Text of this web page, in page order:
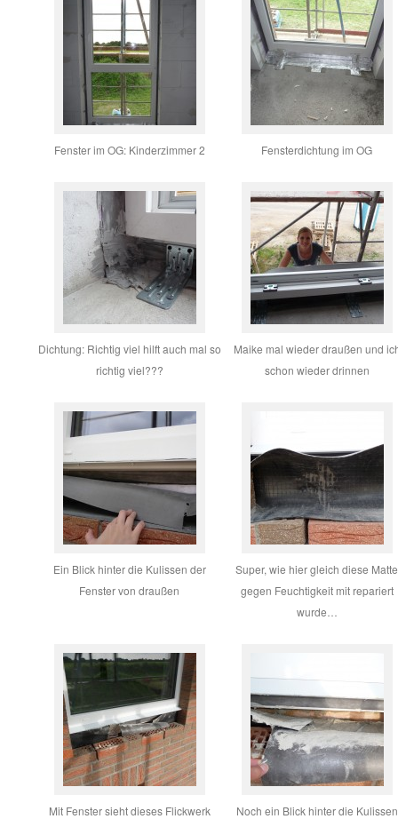
Fenster im OG: Kinderzimmer 2 Fensterdichtung im OG
Dichtung: Richtig viel hilft auch mal so
richtig viel???
Maike mal wieder draußen und
schon wieder drinnen
Ein Blick hinter die Kulissen der
Fenster von draußen
Super, wie hier gleich diese Matte
gegen Feuchtigkeit mit repariert
wurde…
Mit Fenster sieht dieses Flickwerk
Noch ein Blick hinter die Kulissen